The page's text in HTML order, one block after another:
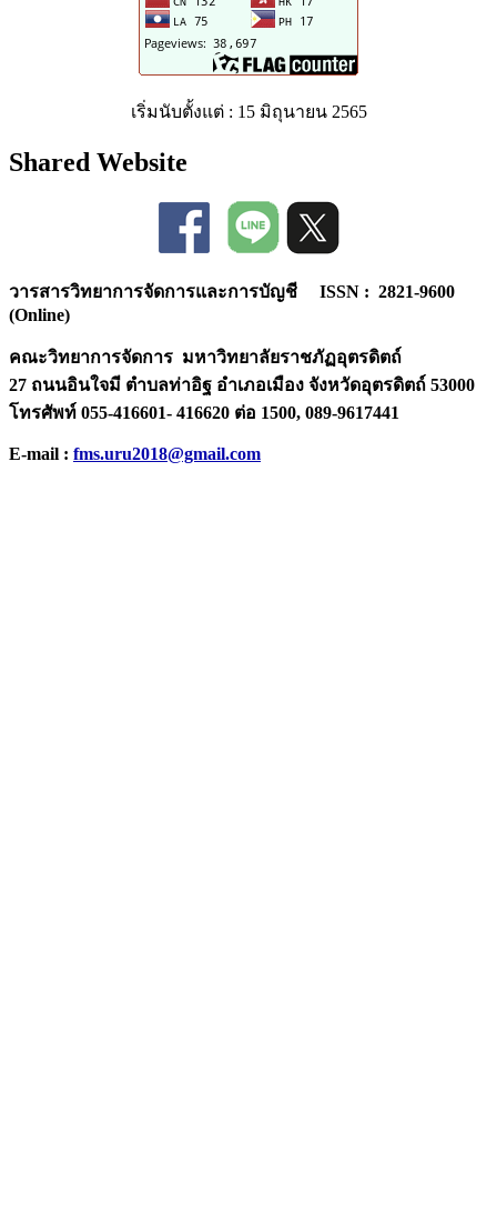
เริ่มนับตั้งแต่ : 15 มิถุนายน 2565
Shared Website
วารสารวิทยาการจัดการและการบัญชี ISSN : 2821-9600
(Online)
คณะวิทยาการจัดการ มหาวิทยาลัยราชภัฏอุตรดิตถ์
27 ถนนอินใจมี ตำบลท่าอิฐ อำเภอเมือง จังหวัดอุตรดิตถ์ 53000
โทรศัพท์ 055-416601- 416620 ต่อ 1500, 089-9617441
E-mail : fms.uru2018@gmail.com